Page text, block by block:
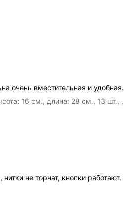
очень вместительная и удобная.
16 см., длина: 28 см., 13 шт., ,
не торчат, кнопки работают.